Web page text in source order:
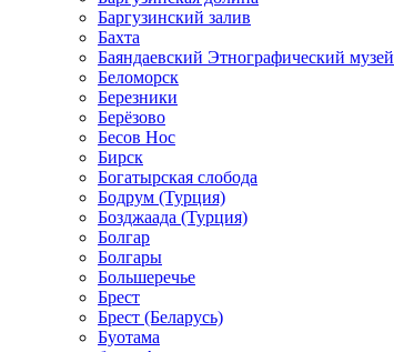
Баргузинский залив
Бахта
Баяндаевский Этнографический музей
Беломорск
Березники
Берёзово
Бесов Нос
Бирск
Богатырская слобода
Бодрум (Турция)
Бозджаада (Турция)
Болгар
Болгары
Большеречье
Брест
Брест (Беларусь)
Буотама